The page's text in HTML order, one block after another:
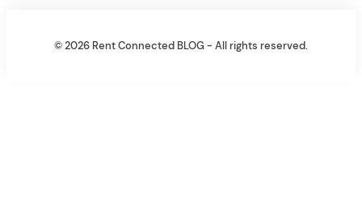
© 2026 Rent Connected BLOG - All rights reserved.